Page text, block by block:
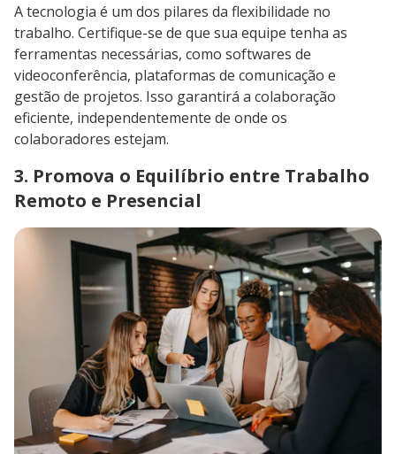
A tecnologia é um dos pilares da flexibilidade no
trabalho. Certifique-se de que sua equipe tenha as
ferramentas necessárias, como softwares de
videoconferência, plataformas de comunicação e
gestão de projetos. Isso garantirá a colaboração
eficiente, independentemente de onde os
colaboradores estejam.
3. Promova o Equilíbrio entre Trabalho
Remoto e Presencial